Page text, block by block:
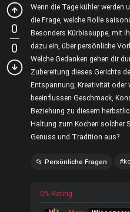
0
0
Wenn die Tage kühler werden
die Frage, welche Rolle
Besonders Kürbissuppe, mit
dazu ein, über persönliche
Welche Gedanken gehen dir
Zubereitung dieses Gerichts
Entspannung, Kreativität oder
beeinflussen Geschmack,
Beziehung zu diesem
Haltung zum Kochen solcher
Genuss und Tradition aus?
Persönliche Fragen
0% Rating